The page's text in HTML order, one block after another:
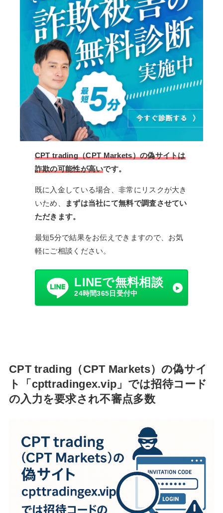
CPT trading（CPT Markets）の偽サイトは
詐欺の可能性が高いです。
既に入金している場合、非常にリスクが大き
いため、
まずは当社にて無料で調査させてい
ただきます。
最短5分で結果をお伝えできますので、お気
軽にご相談ください。
LINEで無料相談
24時間365日受付中
CPT trading（CPT Markets）の偽サイ
ト「cpttradingex.vip」では招待コード
の入力を要求され不審点多数